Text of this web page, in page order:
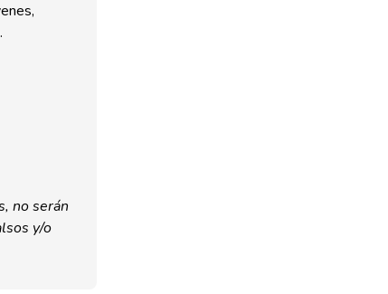
no serán
y/o